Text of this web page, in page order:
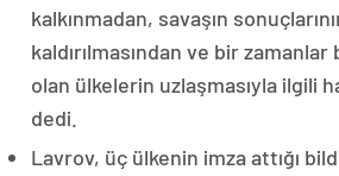
kalkınmadan, savaşın
kaldırılmasından ve bir
olan ülkelerin uzlaşmasıyla ilgili
dedi.
Lavrov, üç ülkenin imza attığı